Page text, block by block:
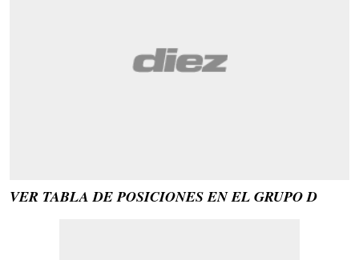
VER TABLA DE POSICIONES EN EL GRUPO D